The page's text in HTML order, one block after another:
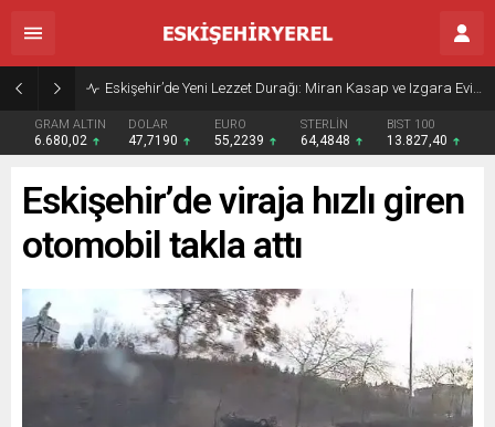
Eskişehir’de Yeni Lezzet Durağı: Miran Kasap ve Izgara Evi Açıldı
GRAM ALTIN
6.680,02
DOLAR
47,7190
EURO
55,2239
STERLİN
64,4848
BIST 100
13.827,40
Eskişehir’de viraja hızlı giren
otomobil takla attı